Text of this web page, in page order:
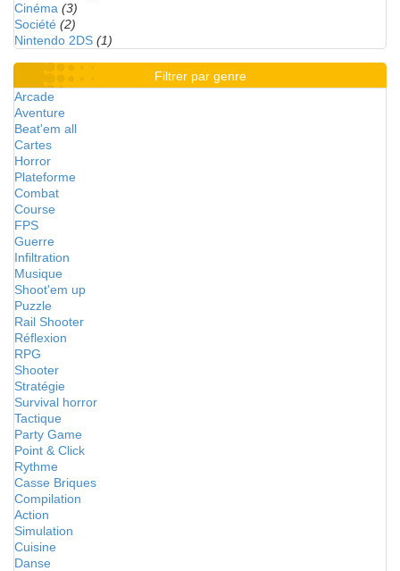
Cinéma (3)
Société (2)
Nintendo 2DS (1)
Filtrer par genre
Arcade
Aventure
Beat'em all
Cartes
Horror
Plateforme
Combat
Course
FPS
Guerre
Infiltration
Musique
Shoot'em up
Puzzle
Rail Shooter
Réflexion
RPG
Shooter
Stratégie
Survival horror
Tactique
Party Game
Point & Click
Rythme
Casse Briques
Compilation
Action
Simulation
Cuisine
Danse